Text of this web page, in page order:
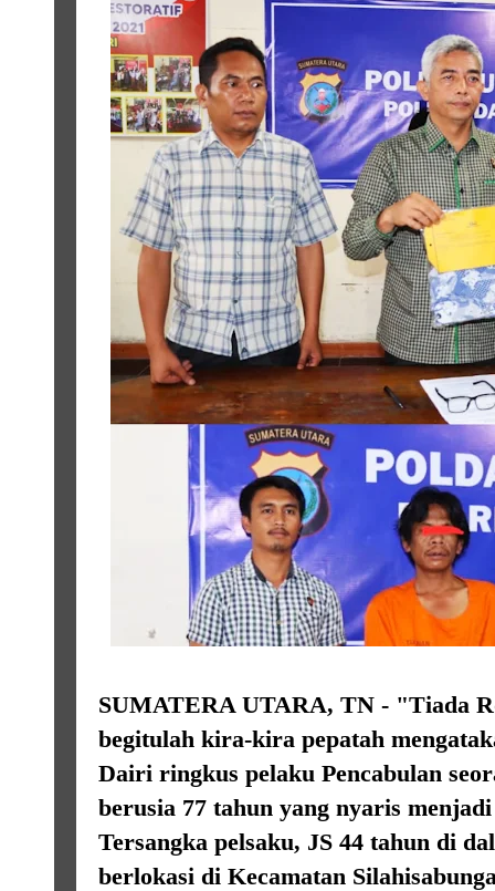
SUMATERA UTARA, TN - "Tiada
begitulah kira-kira pepatah
Dairi ringkus pelaku Pencabulan
berusia 77 tahun yang nyaris
Tersangka pelsaku, JS 44 tahun di
berlokasi di Kecamatan